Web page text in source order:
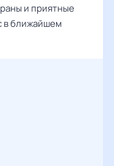
и приятные
в ближайшем